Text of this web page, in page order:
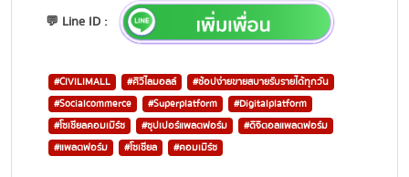
💬 Line ID :
#CIVILIMALL #ศิวิไลมอลล์
#ช้อปง่ายขายสบายรับรายได้ทุกวัน
#Socialcommerce
#Superplatform
#Digitalplatform
#โซเชียลคอมเมิร์ซ
#ซุปเปอร์แพลตฟอร์ม
#ดิจิตอลแพลตฟอร์ม
#แพลตฟอร์ม
#โซเชียล #คอมเมิร์ซ